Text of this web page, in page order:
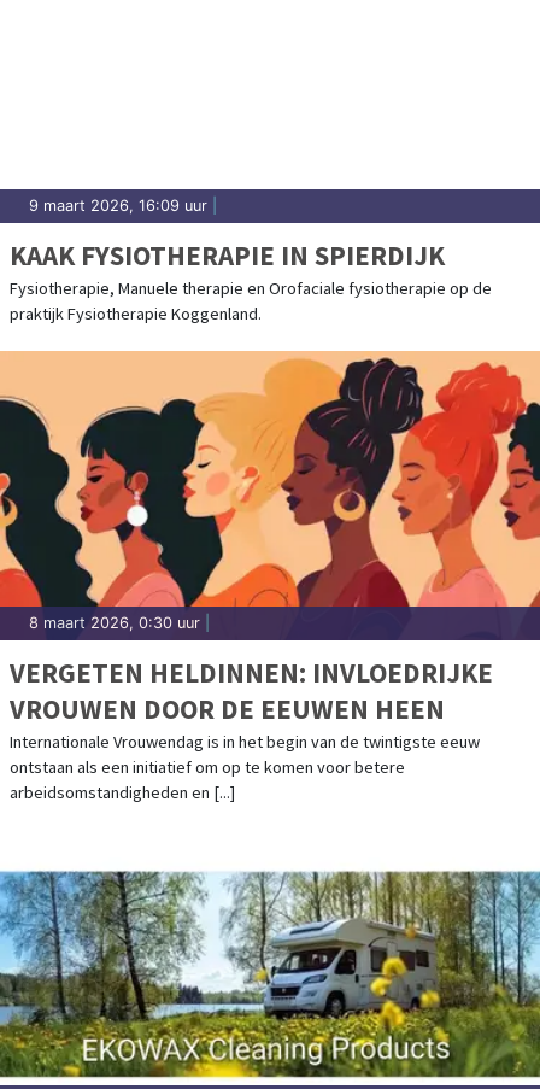
9 maart 2026, 16:09 uur
KAAK FYSIOTHERAPIE IN SPIERDIJK
Fysiotherapie, Manuele therapie en Orofaciale fysiotherapie op de
praktijk Fysiotherapie Koggenland.
8 maart 2026, 0:30 uur
VERGETEN HELDINNEN: INVLOEDRIJKE
VROUWEN DOOR DE EEUWEN HEEN
Internationale Vrouwendag is in het begin van de twintigste eeuw
ontstaan als een initiatief om op te komen voor betere
arbeidsomstandigheden en [...]